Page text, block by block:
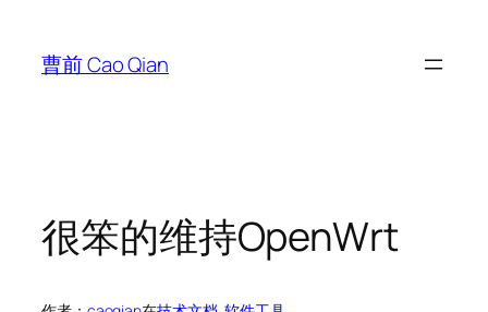
曹前 Cao Qian
很笨的维持OpenWrt